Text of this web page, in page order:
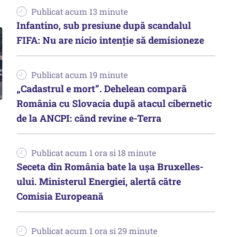
Publicat acum 13 minute
Infantino, sub presiune după scandalul
FIFA: Nu are nicio intenție să demisioneze
Publicat acum 19 minute
„Cadastrul e mort”. Dehelean compară
România cu Slovacia după atacul cibernetic
de la ANCPI: când revine e-Terra
Publicat acum 1 ora si 18 minute
Seceta din România bate la ușa Bruxelles-
ului. Ministerul Energiei, alertă către
Comisia Europeană
Publicat acum 1 ora si 29 minute